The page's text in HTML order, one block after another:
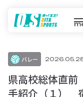
バレー
県高校総体直
手紹介（１）